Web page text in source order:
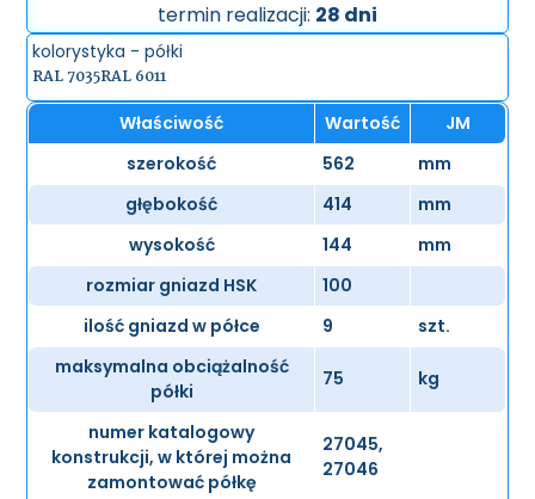
termin realizacji: 28 dni
kolorystyka - półki
RAL 7035RAL 6011
Właściwość Wartość
JM
szerokość
562
mm
głębokość
414
mm
wysokość
144
mm
rozmiar gniazd HSK
100
ilość gniazd w półce
9
szt.
maksymalna obciążalność
półki
75 kg
numer katalogowy
konstrukcji, w której można
zamontować półkę
27045,
27046